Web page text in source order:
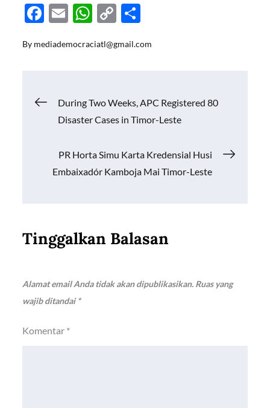
F
e
o
E
ail
W
at
p
p
C
p
n
k
ar
By mediademocraciatl@gmail.com
Navigasi
During Two Weeks, APC Registered 80
Disaster Cases in Timor-Leste
PR Horta Simu Karta Kredensial Husi
Embaixadór Kamboja Mai Timor-Leste
Tinggalkan Balasan
Alamat email Anda tidak akan dipublikasikan. Ruas yang
wajib ditandai*
Komentar *